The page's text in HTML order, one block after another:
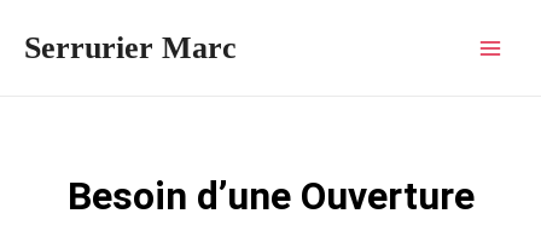
Serrurier Marc
Besoin d’une Ouverture